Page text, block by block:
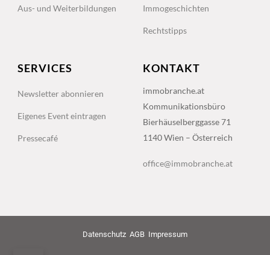
Aus- und Weiterbildungen Immogeschichten
Rechtstipps
SERVICES
Newsletter abonnieren
Eigenes Event eintragen
Pressecafé
KONTAKT
immobranche.at
Kommunikationsbüro
Bierhäuselberggasse 71
1140 Wien – Österreich
office@immobranche.at
Datenschutz AGB Impressum